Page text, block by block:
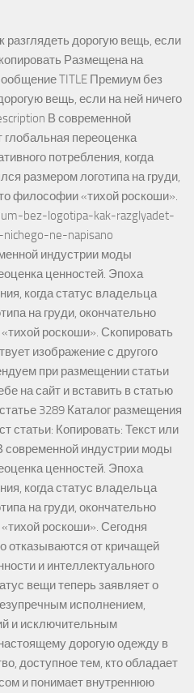
дорогую вещь, если
Размещена на
TITLE Премиум без
вещь, если на ней ничего
В современной
переоценка
потребления, когда
размером логотипа на груди,
философии «тихой роскоши».
bez-logotipa-kak-razglyadet-
ne-napisano
индустрии моды
ценностей. Эпоха
когда статус владельца
на груди, окончательно
роскоши». Скопировать
изображение с другого
при размещении статьи
на сайт и вставить в статью
3289 Каталог размещения
статьи: Копировать: Текст или
современной индустрии моды
ценностей. Эпоха
когда статус владельца
на груди, окончательно
роскоши». Сегодня
отказываются от кричащей
и интеллектуального
вещи теперь заявляет о
исполнением,
и исключительным
дорогую одежду в
доступное тем, кто обладает
и понимает внутреннюю